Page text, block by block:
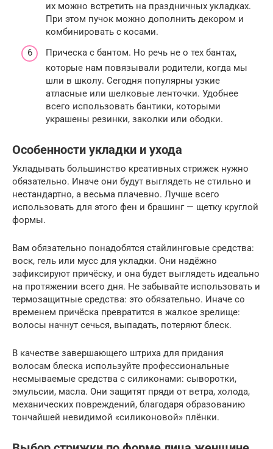
их можно встретить на праздничных укладках.
При этом пучок можно дополнить декором и
комбинировать с косами.
Прическа с бантом. Но речь не о тех бантах,
которые нам повязывали родители, когда мы
шли в школу. Сегодня популярны узкие
атласные или шелковые ленточки. Удобнее
всего использовать бантики, которыми
украшены резинки, заколки или ободки.
Особенности укладки и ухода
Укладывать большинство креативных стрижек нужно
обязательно. Иначе они будут выглядеть не стильно и
нестандартно, а весьма плачевно. Лучше всего
использовать для этого фен и брашинг — щетку круглой
формы.
Вам обязательно понадобятся стайлинговые средства:
воск, гель или мусс для укладки. Они надёжно
зафиксируют причёску, и она будет выглядеть идеально
на протяжении всего дня. Не забывайте использовать и
термозащитные средства: это обязательно. Иначе со
временем причёска превратится в жалкое зрелище:
волосы начнут сечься, выпадать, потеряют блеск.
В качестве завершающего штриха для придания
волосам блеска используйте профессиональные
несмываемые средства с силиконами: сыворотки,
эмульсии, масла. Они защитят пряди от ветра, холода,
механических повреждений, благодаря образованию
тончайшей невидимой «силиконовой» плёнки.